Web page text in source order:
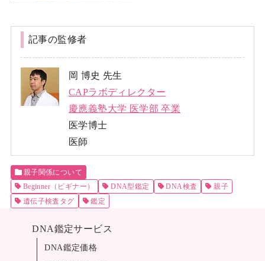
記事の監修者
岡 博史 先生
CAPラボディレクター
慶應義塾大学 医学部 卒業
医学博士
医師
親子関係について
Beginner（ビギナー）
DNA型鑑定 DNA検査
親子
遺伝子検査タグ
鑑定
DNA鑑定サービス
DNA鑑定価格